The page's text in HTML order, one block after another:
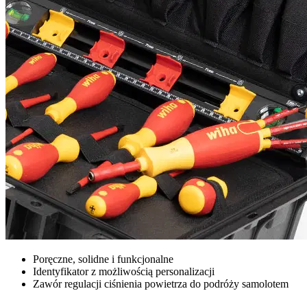
Poręczne, solidne i funkcjonalne
Identyfikator z możliwością personalizacji
Zawór regulacji ciśnienia powietrza do podróży samolotem